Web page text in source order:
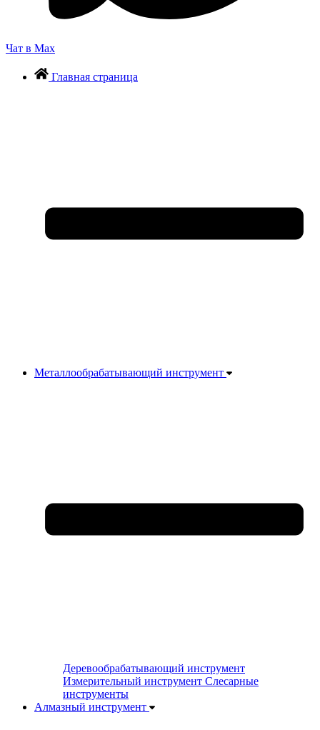
Чат в Max
Главная страница
Металлообрабатывающий инструмент
Деревообрабатывающий инструмент
Измерительный инструмент Слесарные
инструменты
Алмазный инструмент